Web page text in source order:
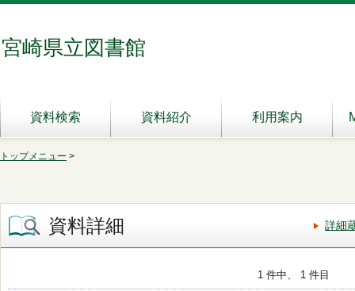
宮崎県立図書館
資料検索 資料紹介 利用案内
トップメニュー >
資料詳細 詳細
1 件中、 1 件目